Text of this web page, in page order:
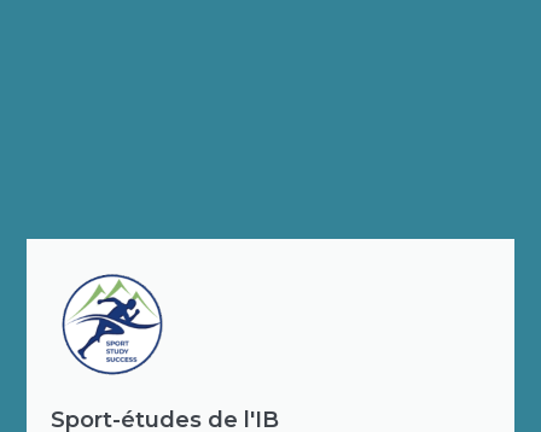
Sport-études de l'IB